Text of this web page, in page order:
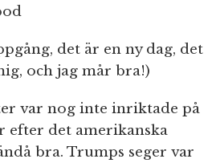
det är en ny dag, det
och jag mår bra!)
var nog inte inriktade på
efter det amerikanska
bra. Trumps seger var